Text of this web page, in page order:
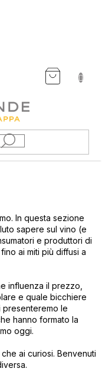
COŞ
In questa sezione
sapere sul vino (e
e produttori di
ai miti più diffusi a
influenza il prezzo,
e quale bicchiere
le
hanno formato la
oggi.
ai curiosi. Benvenuti